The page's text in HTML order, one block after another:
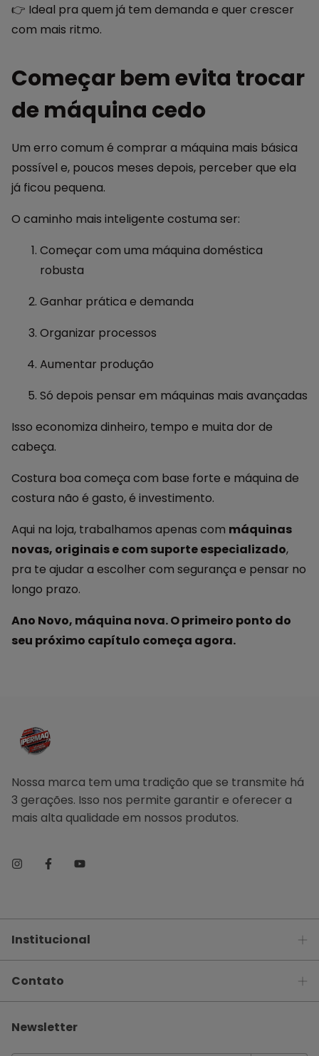
👉 Ideal pra quem já tem demanda e quer crescer
com mais ritmo.
Começar bem evita trocar
de máquina cedo
Um erro comum é comprar a máquina mais básica
possível e, poucos meses depois, perceber que ela
já ficou pequena.
O caminho mais inteligente costuma ser:
Começar com uma máquina doméstica
robusta
Ganhar prática e demanda
Organizar processos
Aumentar produção
Só depois pensar em máquinas mais avançadas
Isso economiza dinheiro, tempo e muita dor de
cabeça.
Costura boa começa com base forte e máquina de
costura não é gasto, é investimento.
Aqui na loja, trabalhamos apenas com máquinas
novas, originais e com suporte especializado,
pra te ajudar a escolher com segurança e pensar no
longo prazo.
Ano Novo, máquina nova. O primeiro ponto do
seu próximo capítulo começa agora.
Nossa marca tem uma tradição que se transmite há
3 gerações. Isso nos permite garantir e oferecer a
mais alta qualidade em nossos produtos.
Institucional
Contato
Newsletter